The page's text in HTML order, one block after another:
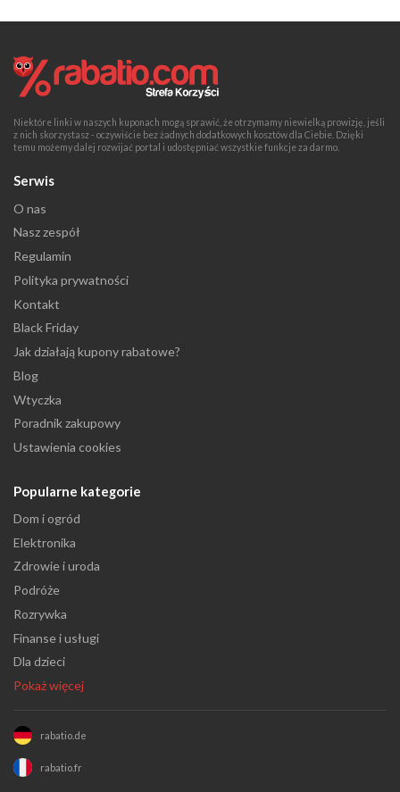
Niektóre linki w naszych kuponach mogą sprawić, że otrzymamy niewielką prowizję, jeśli
z nich skorzystasz - oczywiście bez żadnych dodatkowych kosztów dla Ciebie. Dzięki
temu możemy dalej rozwijać portal i udostępniać wszystkie funkcje za darmo.
Serwis
O nas
Nasz zespół
Regulamin
Polityka prywatności
Kontakt
Black Friday
Jak działają kupony rabatowe?
Blog
Wtyczka
Poradnik zakupowy
Ustawienia cookies
Popularne kategorie
Dom i ogród
Elektronika
Zdrowie i uroda
Podróże
Rozrywka
Finanse i usługi
Dla dzieci
Pokaż więcej
rabatio.de
rabatio.fr